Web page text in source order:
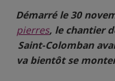
Démarré le 30
pierres, le chantier
Saint-Colomban
va bientôt se